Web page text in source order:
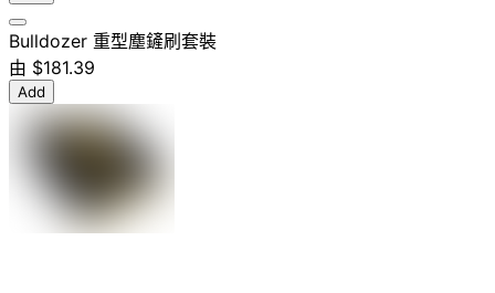
Bulldozer 重型塵鏟刷套裝
由 $181.39
Add